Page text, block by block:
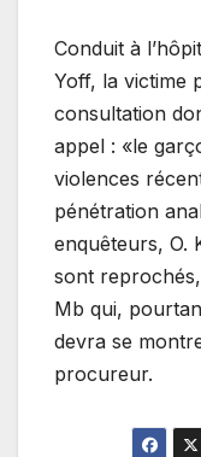
Conduit à
Yoff, la victime
consultation
appel : «le
violences
pénétration
enquêteurs, O.
sont
Mb qui,
devra se
procureur.